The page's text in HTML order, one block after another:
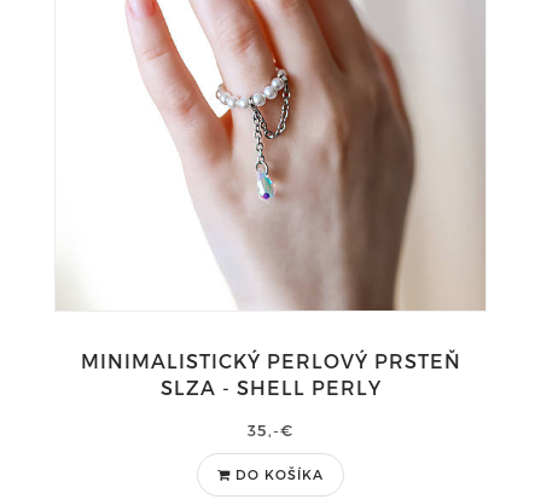
MINIMALISTICKÝ PERLOVÝ PRSTEŇ
SLZA - SHELL PERLY
35,-€
DO KOŠÍKA